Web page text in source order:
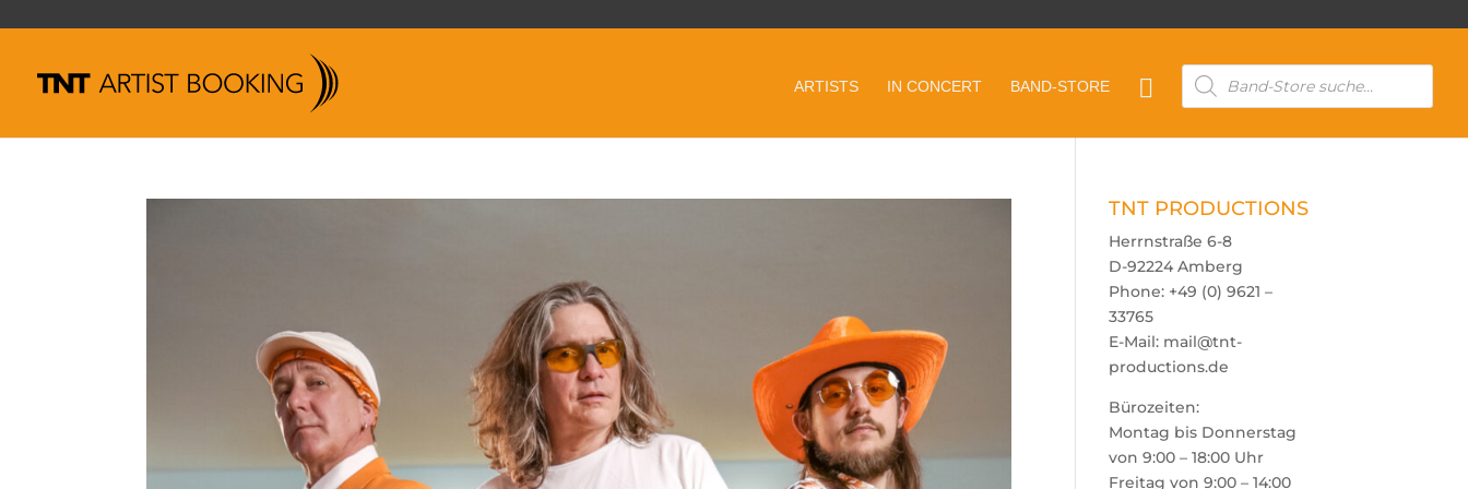
ARTISTS IN CONCERT BAND-STORE 
Products
search
TNT PRODUCTIONS
Herrnstraße 6-8
D-92224 Amberg
Phone: +49 (0) 9621 –
33765
E-Mail: mail@tnt-
productions.de
Bürozeiten:
Montag bis Donnerstag
von 9:00 – 18:00 Uhr
Freitag von 9:00 – 14:00